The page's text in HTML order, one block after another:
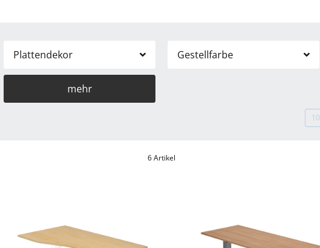
Plattendekor Gestellfarbe
mehr
10
6 Artikel